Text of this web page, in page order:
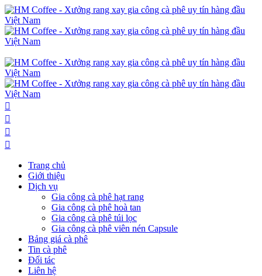
Trang chủ
Giới thiệu
Dịch vụ
Gia công cà phê hạt rang
Gia công cà phê hoà tan
Gia công cà phê túi lọc
Gia công cà phê viên nén Capsule
Bảng giá cà phê
Tin cà phê
Đối tác
Liên hệ